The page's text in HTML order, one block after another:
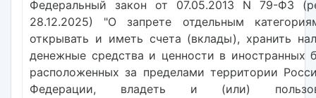
Федеральный закон от 07.05.2013 N 79-ФЗ
28.12.2025) "О запрете отдельным
открывать и иметь счета (вклады), хранить
денежные средства и ценности в иностранных
расположенных за пределами территории
Федерации, владеть и (или)